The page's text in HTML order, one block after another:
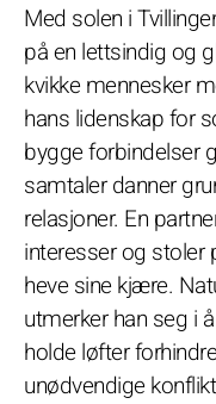
Med solen i
på en lettsindig og
kvikke mennesker
hans lidenskap for
bygge forbindelser
samtaler danner
relasjoner. En
interesser og stoler
heve sine kjære.
utmerker han seg i
holde løfter
unødvendige